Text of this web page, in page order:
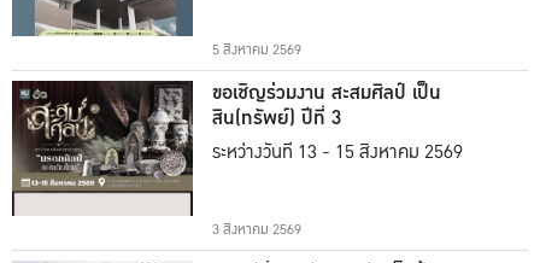
5 สิงหาคม 2569
ขอเชิญร่วมงาน สะสมศิลป์ เป็น
สิน(ทรัพย์) ปีที่ 3
ระหว่างวันที่ 13 - 15 สิงหาคม 2569
3 สิงหาคม 2569